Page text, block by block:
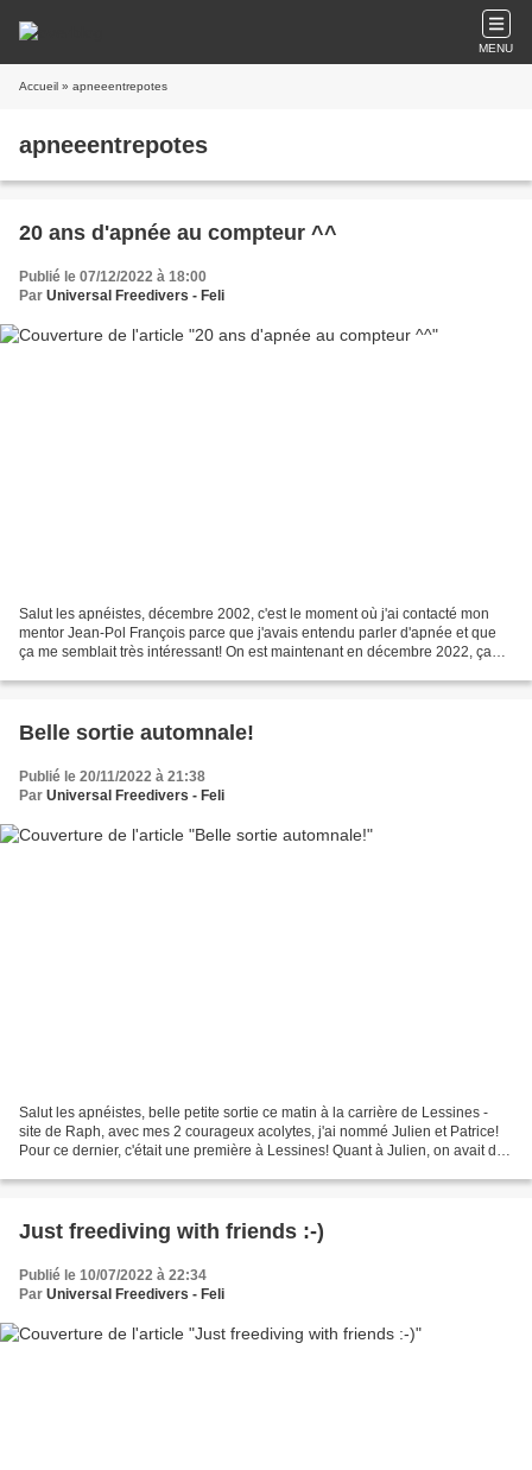
MENU
Accueil » apneeentrepotes
apneeentrepotes
20 ans d'apnée au compteur ^^
Publié le 07/12/2022 à 18:00
Par Universal Freedivers - Feli
Salut les apnéistes, décembre 2002, c'est le moment où j'ai contacté mon
mentor Jean-Pol François parce que j'avais entendu parler d'apnée et que
ça me semblait très intéressant! On est maintenant en décembre 2022, ça
Belle sortie automnale!
Publié le 20/11/2022 à 21:38
Par Universal Freedivers - Feli
Salut les apnéistes, belle petite sortie ce matin à la carrière de Lessines -
site de Raph, avec mes 2 courageux acolytes, j'ai nommé Julien et Patrice!
Pour ce dernier, c'était une première à Lessines! Quant à Julien, on avait des
Just freediving with friends :-)
Publié le 10/07/2022 à 22:34
Par Universal Freedivers - Feli